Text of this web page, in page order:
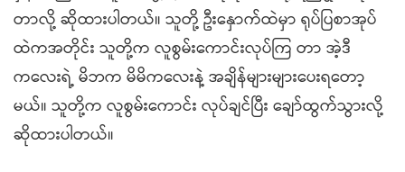
တာလို့ ဆိုထားပါတယ်။ သူတို့ ဦးနှောက်ထဲမှာ ရုပ်ပြစာအုပ်
ထဲကအတိုင်း သူတို့က လူစွမ်းကောင်းလုပ်ကြ တာ အဲ့ဒီ
ကလေးရဲ့ မိဘက မိမိကလေးနဲ့ အချိန်များများပေးရတော့
မယ်။ သူတို့က လူစွမ်းကောင်း လုပ်ချင်ပြီး ချော်ထွက်သွားလို့
ဆိုထားပါတယ်။